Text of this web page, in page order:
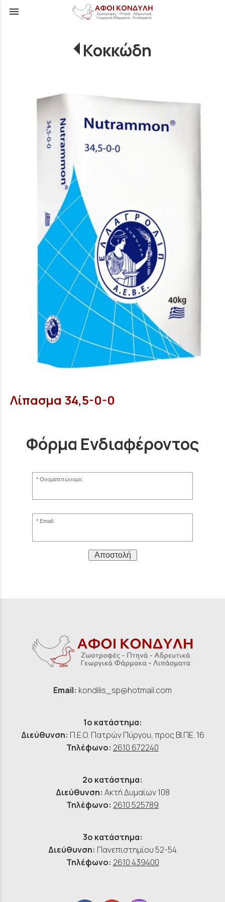
menu
Κοκκώδη
Λίπασμα 34,5-0-0
Φόρμα Ενδιαφέροντος
Ονοματεπώνυμο:
Email:
Αποστολή
Email: kondilis_sp@hotmail.com
1ο κατάστημα:
Διεύθυνση: Π.Ε.Ο. Πατρών Πύργου, προς ΒΙ.ΠΕ. 16
Τηλέφωνο: 2610 672240
2ο κατάστημα:
Διεύθυνση: Ακτή Δυμαίων 108
Τηλέφωνο: 2610 525789
3ο κατάστημα:
Διεύθυνση: Πανεπιστημίου 52-54
Τηλέφωνο: 2610 439400